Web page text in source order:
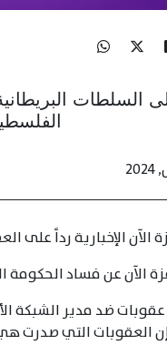
السلطات
الآن الإخبارية رداً
الآن عن فساد الحكومة
عقوبات ضد مدير
العقوبات التي صدرت